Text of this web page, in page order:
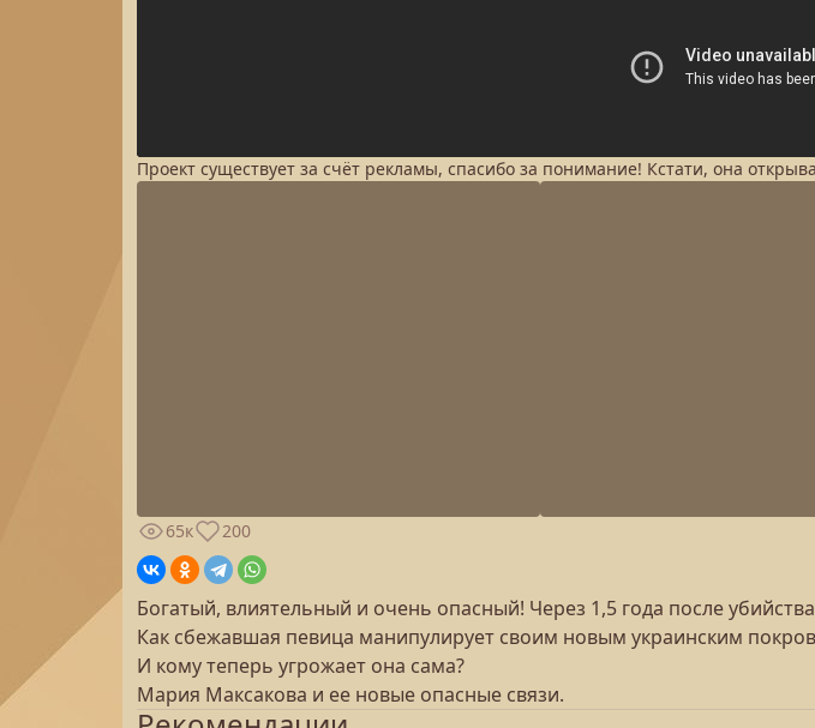
Проект существует за счёт рекламы, спасибо за понимание! Кстати, она
65к
200
Богатый, влиятельный и очень опасный! Через 1,5 года после
Как сбежавшая певица манипулирует своим новым украинским
И кому теперь угрожает она сама?
Мария Максакова и ее новые опасные связи.